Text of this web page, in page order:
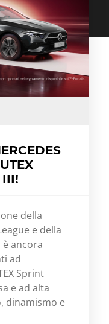
III!
della
e della
è ancora
ad
Sprint
e ad alta
dinamismo e